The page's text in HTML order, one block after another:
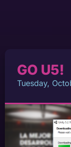
GO U5!
Tuesday,